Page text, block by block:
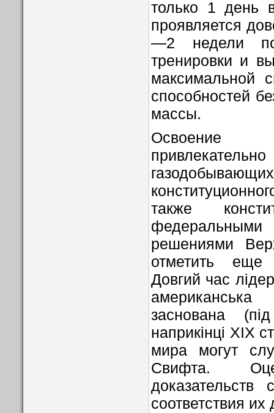
только 1 день
проявляется
—2 недели
тренировки и
максимальной
способностей
массы.
Освоение
также
решениями
отметить еще
Довгий час
заснована
наприкінці ХІХ
мира могут
Свифта.
доказательств
соответствия их